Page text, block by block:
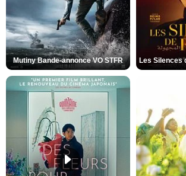
Mutiny Bande-annonce VO STFR